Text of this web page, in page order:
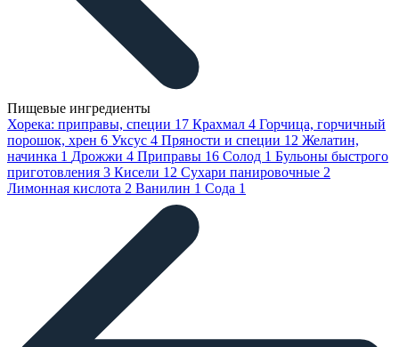
Пищевые ингредиенты
Хорека: приправы, специи 17 Крахмал 4 Горчица, горчичный
порошок, хрен 6 Уксус 4 Пряности и специи 12 Желатин,
начинка 1 Дрожжи 4 Приправы 16 Солод 1 Бульоны быстрого
приготовления 3 Кисели 12 Сухари панировочные 2
Лимонная кислота 2 Ванилин 1 Сода 1